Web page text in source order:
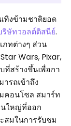
ทิงข้ามชาติยอด
ริษัทวอลต์ดิสนีย์.
ภทต่างๆ ส่วน
Wars, Pixar,
ที่สร้างขึ้นเพื่อกา
รถเข้าถึง
คอนโซล สมาร์ท
ใหญ่ที่ออก
สมในการรับชม